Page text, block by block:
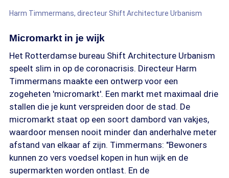
Harm Timmermans, directeur Shift Architecture Urbanism
Micromarkt in je wijk
Het Rotterdamse bureau Shift Architecture Urbanism
speelt slim in op de coronacrisis. Directeur Harm
Timmermans maakte een ontwerp voor een
zogeheten 'micromarkt'. Een markt met maximaal drie
stallen die je kunt verspreiden door de stad. De
micromarkt staat op een soort dambord van vakjes,
waardoor mensen nooit minder dan anderhalve meter
afstand van elkaar af zijn. Timmermans: "Bewoners
kunnen zo vers voedsel kopen in hun wijk en de
supermarkten worden ontlast. En de